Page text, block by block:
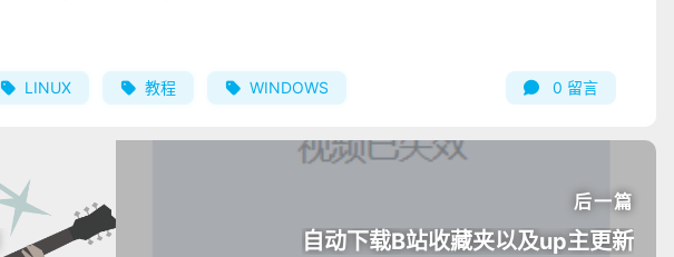
0 留言
LINUX 教程 WINDOWS
后一篇
自动下载B站收藏夹以及up主更新